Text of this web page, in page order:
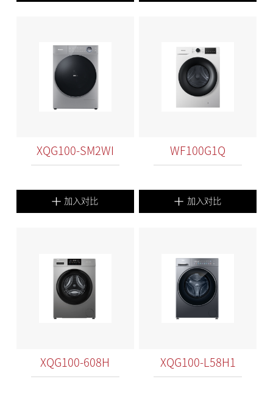
XQG100-SM2WI
加入对比
WF100G1Q
加入对比
XQG100-608H XQG100-L58H1